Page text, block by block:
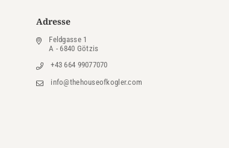
Adresse
Feldgasse 1
A - 6840 Götzis
+43 664 99077070
info@thehouseofkogler.com